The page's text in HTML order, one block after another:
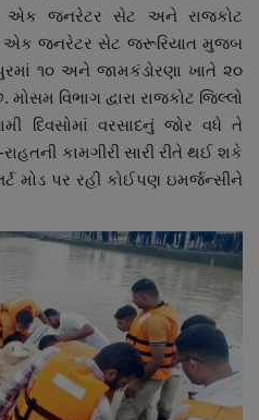
જનરેટર સેટ અને રાજકોટ
એક જનરેટર સેટ જરૂરિયાત મુજબ
૧૦ અને જામકંડોરણા ખાતે ૨૦
વિભાગ દ્વારા રાજકોટ જિલ્લો
દિવસોમાં વરસાદનું જોર વધે તે
કામગીરી સારી રીતે થઈ શકે
મોડ પર રહી કોઈપણ ઇમર્જન્સીને